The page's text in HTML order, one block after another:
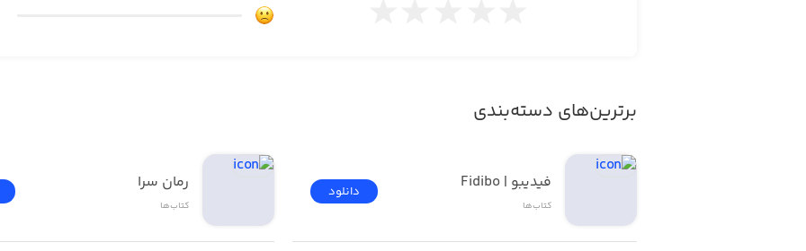
برترین‌های دسته‌بندی
فیدیبو | Fidibo
کتاب‌ها
دانلود رمان سرا
کتاب‌ها